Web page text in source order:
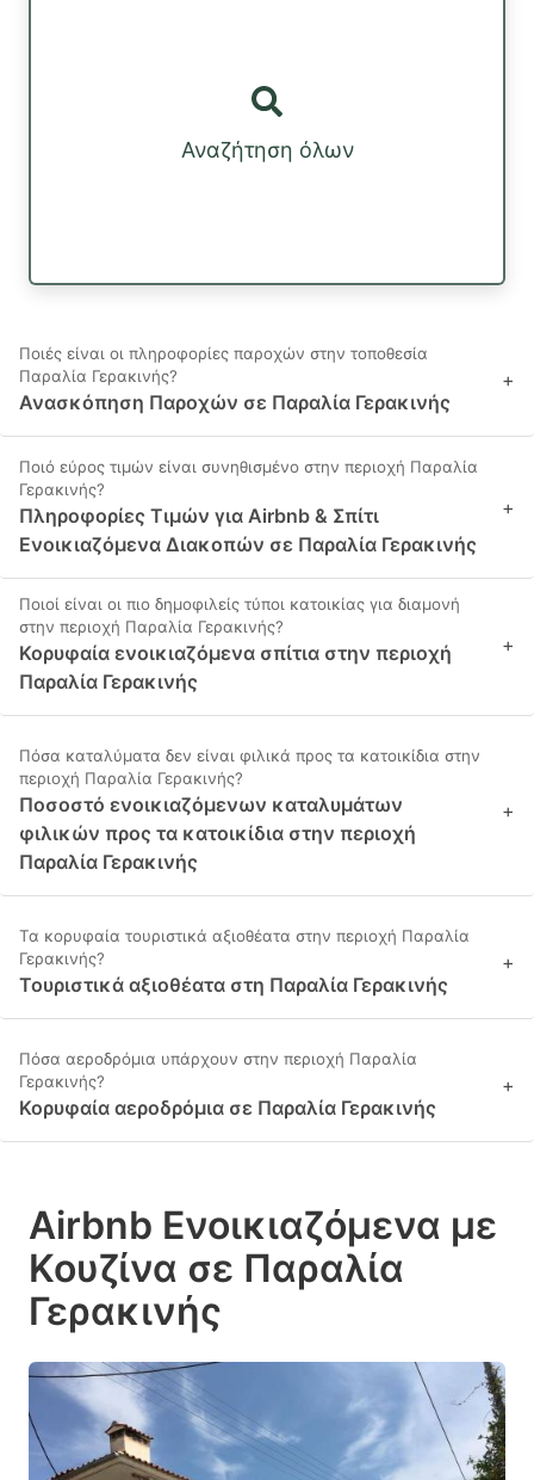
Αναζήτηση όλων
Ποιές είναι οι πληροφορίες παροχών στην τοποθεσία
Παραλία Γερακινής?
Ανασκόπηση Παροχών σε Παραλία Γερακινής
+
Ποιό εύρος τιμών είναι συνηθισμένο στην περιοχή Παραλία
Γερακινής?
Πληροφορίες Τιμών για Airbnb & Σπίτι
Ενοικιαζόμενα Διακοπών σε Παραλία Γερακινής
+
Ποιοί είναι οι πιο δημοφιλείς τύποι κατοικίας για διαμονή
στην περιοχή Παραλία Γερακινής?
Κορυφαία ενοικιαζόμενα σπίτια στην περιοχή
Παραλία Γερακινής
+
Πόσα καταλύματα δεν είναι φιλικά προς τα κατοικίδια στην
περιοχή Παραλία Γερακινής?
Ποσοστό ενοικιαζόμενων καταλυμάτων
φιλικών προς τα κατοικίδια στην περιοχή
Παραλία Γερακινής
+
Τα κορυφαία τουριστικά αξιοθέατα στην περιοχή Παραλία
Γερακινής?
Τουριστικά αξιοθέατα στη Παραλία Γερακινής
+
Πόσα αεροδρόμια υπάρχουν στην περιοχή Παραλία
Γερακινής?
Κορυφαία αεροδρόμια σε Παραλία Γερακινής
+
Airbnb Ενοικιαζόμενα με
Κουζίνα σε Παραλία
Γερακινής